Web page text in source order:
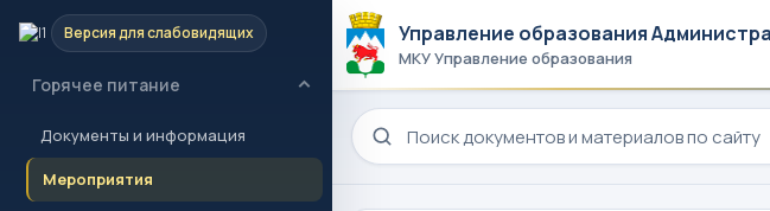
Версия для слабовидящих
Учреждения образования
Горячее питание
Документы и информация
Мероприятия
Управление образования
МКУ Управление образования
Поиск по сайту